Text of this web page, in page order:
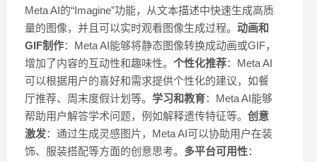
Meta AI的“Imagine”功能，从文本描述中快速生成高质
量的图像，并且可以实时观看图像生成过程。 动画和
GIF制作：Meta AI能够将静态图像转换成动画或GIF，
增加了内容的互动性和趣味性。 个性化推荐：Meta AI
可以根据用户的喜好和需求提供个性化的建议，如餐
厅推荐、周末度假计划等。 学习和教育：Meta AI能够
帮助用户解答学术问题，例如解释遗传特征等。 创意
激发：通过生成灵感图片，Meta AI可以协助用户在装
饰、服装搭配等方面的创意思考。 多平台可用性：